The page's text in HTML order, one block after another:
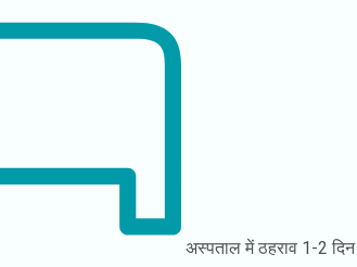
अस्पताल में ठहराव 1-2 दिन